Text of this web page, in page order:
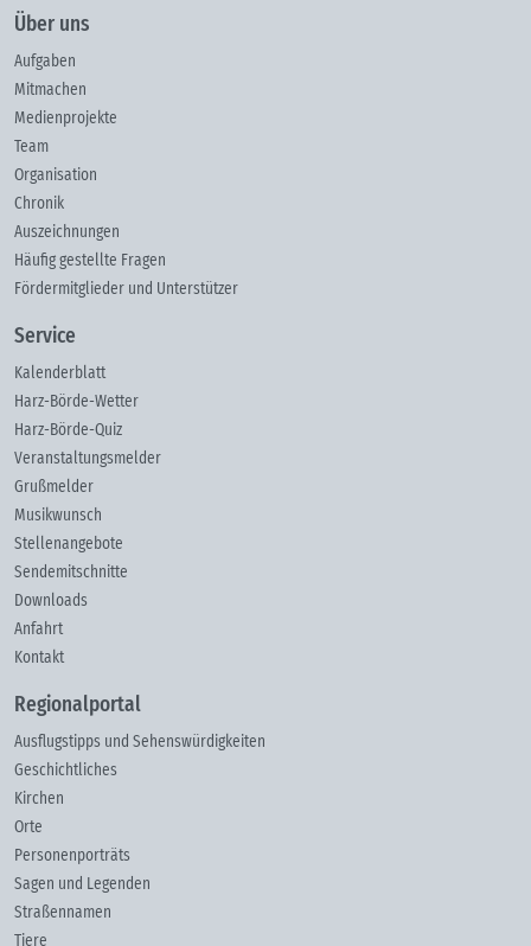
Über uns
Aufgaben
Mitmachen
Medienprojekte
Team
Organisation
Chronik
Auszeichnungen
Häufig gestellte Fragen
Fördermitglieder und Unterstützer
Service
Kalenderblatt
Harz-Börde-Wetter
Harz-Börde-Quiz
Veranstaltungsmelder
Grußmelder
Musikwunsch
Stellenangebote
Sendemitschnitte
Downloads
Anfahrt
Kontakt
Regionalportal
Ausflugstipps und Sehenswürdigkeiten
Geschichtliches
Kirchen
Orte
Personenporträts
Sagen und Legenden
Straßennamen
Tiere